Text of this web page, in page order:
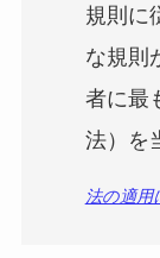
規則に
な規則
者に最
法）を
法の適用